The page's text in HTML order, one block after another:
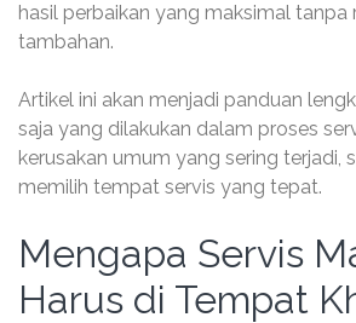
hasil perbaikan yang maksimal tanpa
tambahan.
Artikel ini akan menjadi panduan
saja yang dilakukan dalam proses
kerusakan umum yang sering terjadi,
memilih tempat servis yang tepat.
Mengapa Servis
Harus di Tempat